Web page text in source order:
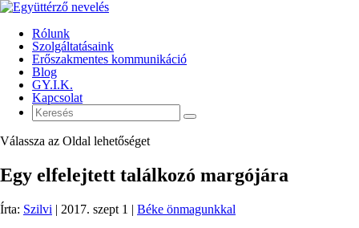
Rólunk
Szolgáltatásaink
Erőszakmentes kommunikáció
Blog
GY.I.K.
Kapcsolat
Válassza az Oldal lehetőséget
Egy elfelejtett találkozó margójára
Írta: Szilvi | 2017. szept 1 | Béke önmagunkkal